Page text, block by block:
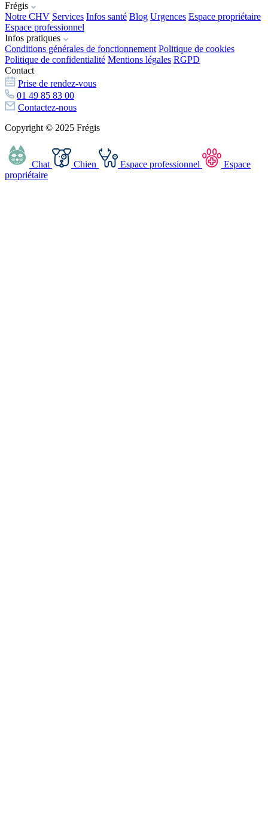
Frégis
Notre CHV Services Infos santé Blog Urgences Espace propriétaire
Espace professionnel
Infos pratiques
Conditions générales de fonctionnement Politique de cookies
Politique de confidentialité Mentions légales RGPD
Contact
Prise de rendez-vous
01 49 85 83 00
Contactez-nous
Copyright © 2025 Frégis
Chat Chien Espace professionnel
Espace
propriétaire